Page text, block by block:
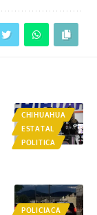
CHIHUAHUA
ESTATAL
POLITICA
POLICIACA